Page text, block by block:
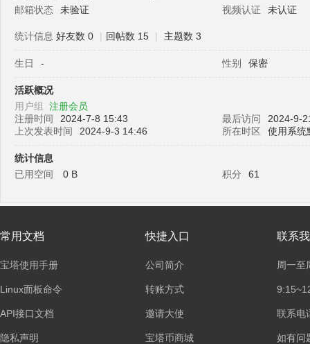
邮箱状态
未验证 视频认证 未认证
统计信息 好友数 0 | 回帖数 15 | 主题数 3
生日 - 性别 保密
活跃概况
用户组 注册会员
注册时间
2024-7-8 15:43 最后访问
2024-9-
上次发表时间
2024-9-3 14:46 所在时区 使用系统
统计信息
已用空间
0 B 积分 61
常用文档
宝塔使用手册
Linux面板命令
API接口文档
隐私声明
快捷入口
公司简介
转账方式
邀请大使
宝塔币商城
联系
周一至
联系电
如有问